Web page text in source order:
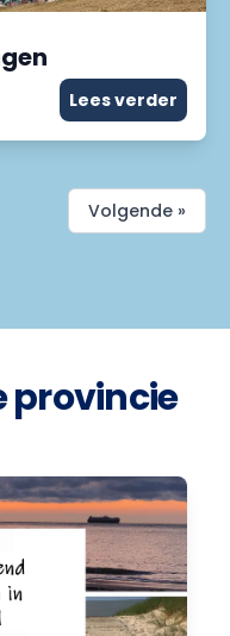
Lees verder
Volgende »
provincie